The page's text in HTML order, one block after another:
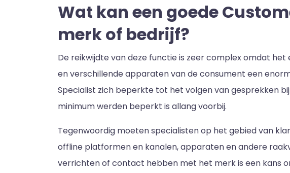
Wat kan een goede
merk of bedrijf?
De reikwijdte van deze functie is zeer complex omdat
en verschillende apparaten van de consument een
Specialist zich beperkte tot het volgen van gesprekken
minimum werden beperkt is allang voorbij.
Tegenwoordig moeten specialisten op het gebied van
offline platformen en kanalen, apparaten en andere
verrichten of contact hebben met het merk is een kans